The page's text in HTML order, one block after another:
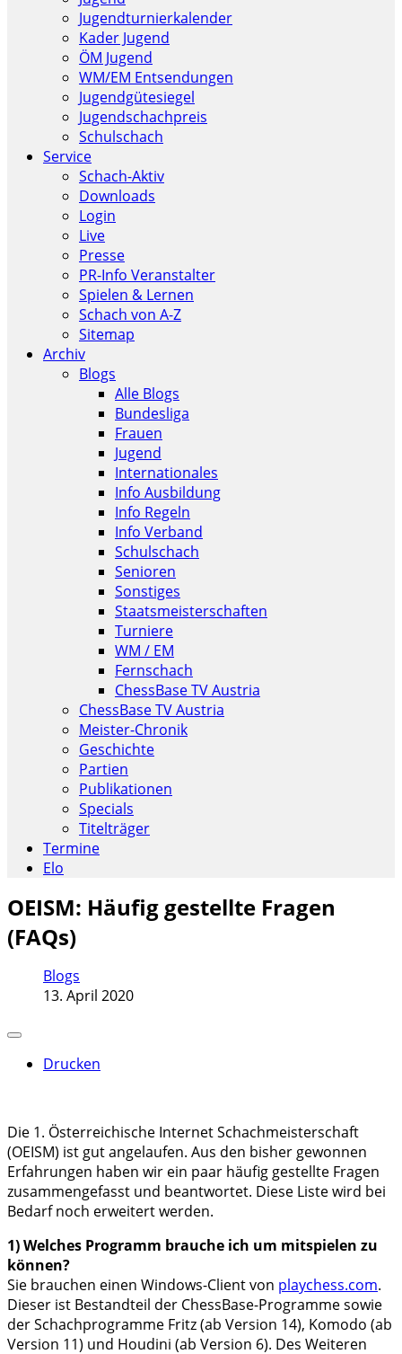
Jugendturnierkalender
Kader Jugend
ÖM Jugend
WM/EM Entsendungen
Jugendgütesiegel
Jugendschachpreis
Schulschach
Service
Schach-Aktiv
Downloads
Login
Live
Presse
PR-Info Veranstalter
Spielen & Lernen
Schach von A-Z
Sitemap
Archiv
Blogs
Alle Blogs
Bundesliga
Frauen
Jugend
Internationales
Info Ausbildung
Info Regeln
Info Verband
Schulschach
Senioren
Sonstiges
Staatsmeisterschaften
Turniere
WM / EM
Fernschach
ChessBase TV Austria
ChessBase TV Austria
Meister-Chronik
Geschichte
Partien
Publikationen
Specials
Titelträger
Termine
Elo
OEISM: Häufig gestellte Fragen
(FAQs)
Blogs
13. April 2020
Drucken
Die 1. Österreichische Internet Schachmeisterschaft
(OEISM) ist gut angelaufen. Aus den bisher gewonnen
Erfahrungen haben wir ein paar häufig gestellte Fragen
zusammengefasst und beantwortet. Diese Liste wird bei
Bedarf noch erweitert werden.
1) Welches Programm brauche ich um mitspielen zu
können?
Sie brauchen einen Windows-Client von playchess.com.
Dieser ist Bestandteil der ChessBase-Programme sowie
der Schachprogramme Fritz (ab Version 14), Komodo (ab
Version 11) und Houdini (ab Version 6). Des Weiteren